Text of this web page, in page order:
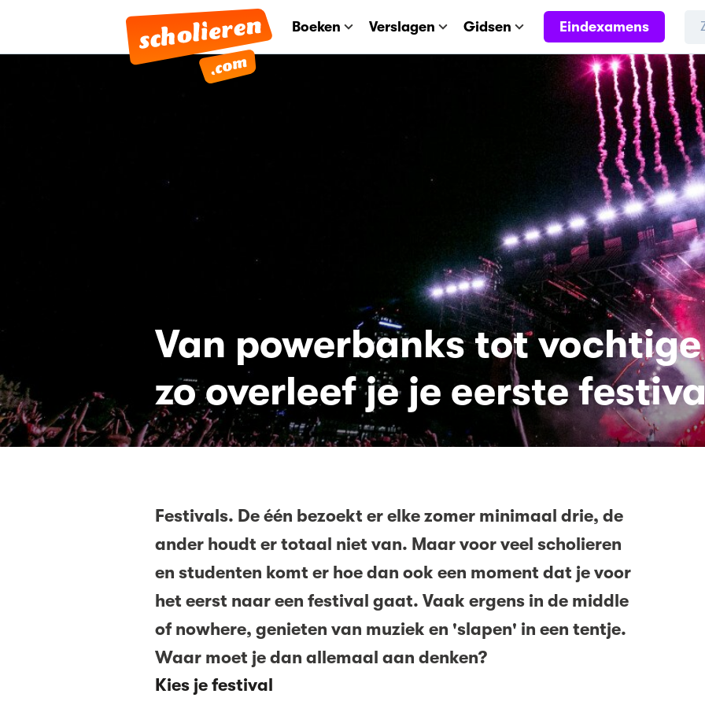
Boeken Verslagen Gidsen Eindexamens
Van powerbanks tot
zo overleef je je eerste
Festivals. De één bezoekt er elke zomer minimaal drie, de
ander houdt er totaal niet van. Maar voor veel scholieren
en studenten komt er hoe dan ook een moment dat je voor
het eerst naar een festival gaat. Vaak ergens in de middle
of nowhere, genieten van muziek en 'slapen' in een tentje.
Waar moet je dan allemaal aan denken?
Kies je festival